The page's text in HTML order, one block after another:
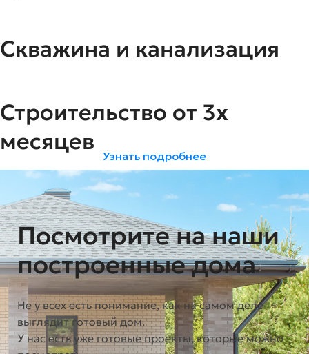
Скважина и канализация
Строительство от 3х
месяцев
Узнать подробнее
Посмотрите на наши
построенные дома
Не у всех есть понимание, как на самом деле
выглядит готовый дом.
У нас есть уже готовые проекты, которые можно